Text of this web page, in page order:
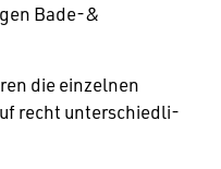
Bade-&
die einzelnen
recht unter­schied­li­